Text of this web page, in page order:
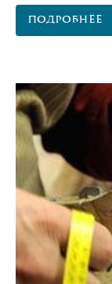
Подробнее